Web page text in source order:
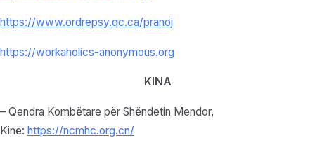
https://www.ordrepsy.qc.ca/pranoj
https://workaholics-anonymous.org
KINA
– Qendra Kombëtare për Shëndetin Mendor,
Kinë: https://ncmhc.org.cn/